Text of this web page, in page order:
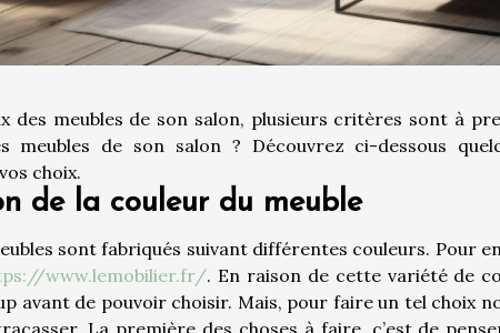
des meubles de son salon, plusieurs critères sont à
meubles de son salon ? Découvrez ci-dessous
choix.
de la couleur du meuble
sont fabriqués suivant différentes couleurs. Pour
www.lemobilier.fr/. En raison de cette variété de
avant de pouvoir choisir. Mais, pour faire un tel choix